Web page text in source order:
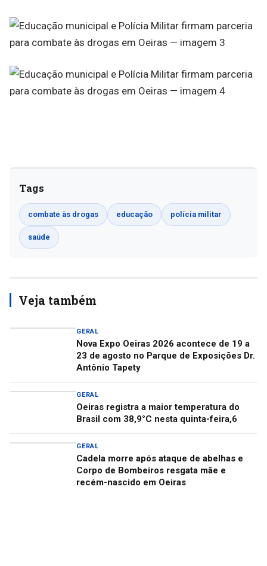
Tags
combate às drogas educação polícia militar
saúde
Veja também
GERAL
Nova Expo Oeiras 2026 acontece de 19 a
23 de agosto no Parque de Exposições Dr.
Antônio Tapety
GERAL
Oeiras registra a maior temperatura do
Brasil com 38,9°C nesta quinta-feira,6
GERAL
Cadela morre após ataque de abelhas e
Corpo de Bombeiros resgata mãe e
recém-nascido em Oeiras